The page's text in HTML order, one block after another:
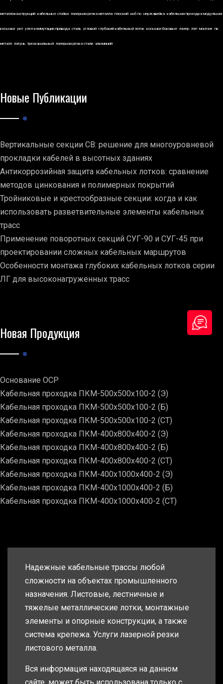
металлоконструкций кабельные стойки лазерная резка металла плоский ккб по нержавейка кабельная проходка модульная
косынки укп узел коммутации привода сталь угловой глубокий кабельный лоток косынки боковые лазер лэп монтаж пк
металл латунь трехканальный лазерная резка стали алюминий
Новые Публикации
Вертикальные секции СВ: решение для многоуровневой
прокладки кабелей в высотных зданиях
Антикоррозийная защита кабельных лотков: сравнение
методов цинкования и полимерных покрытий
Тройниковые и крестообразные секции: когда и как
использовать разветвительные элементы кабельных
трасс
Применение поворотных секций СУГ-90 и СУГ-45 при
проектировании сложных кабельных маршрутов
Особенности монтажа глубоких кабельных лотков серии
ЛГ для высоконагруженных трасс
Новая Продукция
Основание ОСР
Кабельная проходка ПКМ-500х500х100-2 (Э)
Кабельная проходка ПКМ-500х500х100-2 (Б)
Кабельная проходка ПКМ-500х500х100-2 (СТ)
Кабельная проходка ПКМ-400х800х400-2 (Э)
Кабельная проходка ПКМ-400х800х400-2 (Б)
Кабельная проходка ПКМ-400х800х400-2 (СТ)
Кабельная проходка ПКМ-400х1000х400-2 (Э)
Кабельная проходка ПКМ-400х1000х400-2 (Б)
Кабельная проходка ПКМ-400х1000х400-2 (СТ)
Надежные кабельные трассы любой
сложности на объектах промышленного
назначения. Листовые, лестничные и
тяжелые металлические лотки, монтажные
элементы и опорные конструкции, а также
система крепежа. Услуги лазерной резки
листового металла.
Вся информация находящаяся на данном